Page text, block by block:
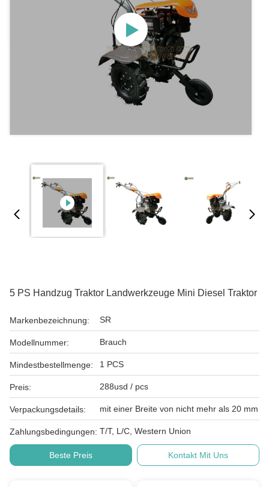
5 PS Handzug Traktor Landwerkzeuge Mini Diesel Traktor
Markenbezeichnung: SR
Modellnummer: Brauch
Mindestbestellmenge: 1 PCS
Preis: 288usd / pcs
Verpackungsdetails: mit einer Breite von nicht mehr als 20 mm
Zahlungsbedingungen: T/T, L/C, Western Union
Beste Preis Kontakt Mit Uns